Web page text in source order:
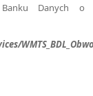
Danych o